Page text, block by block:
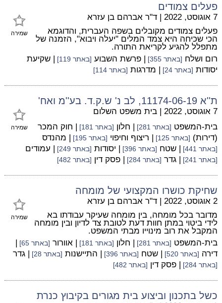
פעלים צמודים
שמירה
7 אוגוסט, 2022 | ד"ר אברהם בן עזרא
פעלים צמודים מקובלים בשפה העברית, והדוגמא
הכי שכיחה היא צמד המלים "יעלה ויבוא", הזמנה של
מתפלל להגיע לקריאת התורה.
רום ושלח [באתר 355] | פרשת השבוע [באתר 119]
| שקיעת
יסודות [באתר 24] | מדרגות [באתר 114]
ת''א 11174-06-19, לב נ' ש.ק.ד. בע''מ ואח'
שמירה
7 אוגוסט, 2022 | בית משפט השלום
בית-המשפט [באתר 281] | חלון [באתר 181]
| חוק המכר
(דירות) [באתר 125] | ריצוף וחיפוי [באתר 195] | מהנדס
[באתר 441] | שטח [באתר 396] | יסודות [באתר 249] | עמודים
[באתר 241] | גדר [באתר 284] | פסק דין [באתר 482]
שחיקת כושרו המקצועי של מומחה
שמירה
2 אוגוסט, 2022 | ד"ר אברהם בן עזרא
מדובר בכל מומחה, בין מומחה שעיקר עבודתו בא
לידי ביטוי במתן חוות דעת לטובת צד לדיון ובין מומחה
המקבל את רוב מינוייו מבתי המשפט.
בית-המשפט [באתר 281] | חלון [באתר 181] | אוורור [באתר 65]
|
דירה [באתר 520] | שטח [באתר 396] | התיישנות [באתר 28] | גדר
[באתר 284] | פסק דין [באתר 482]
כשל בתכנון וביצוע בית מגורים בקיבוץ כנרת